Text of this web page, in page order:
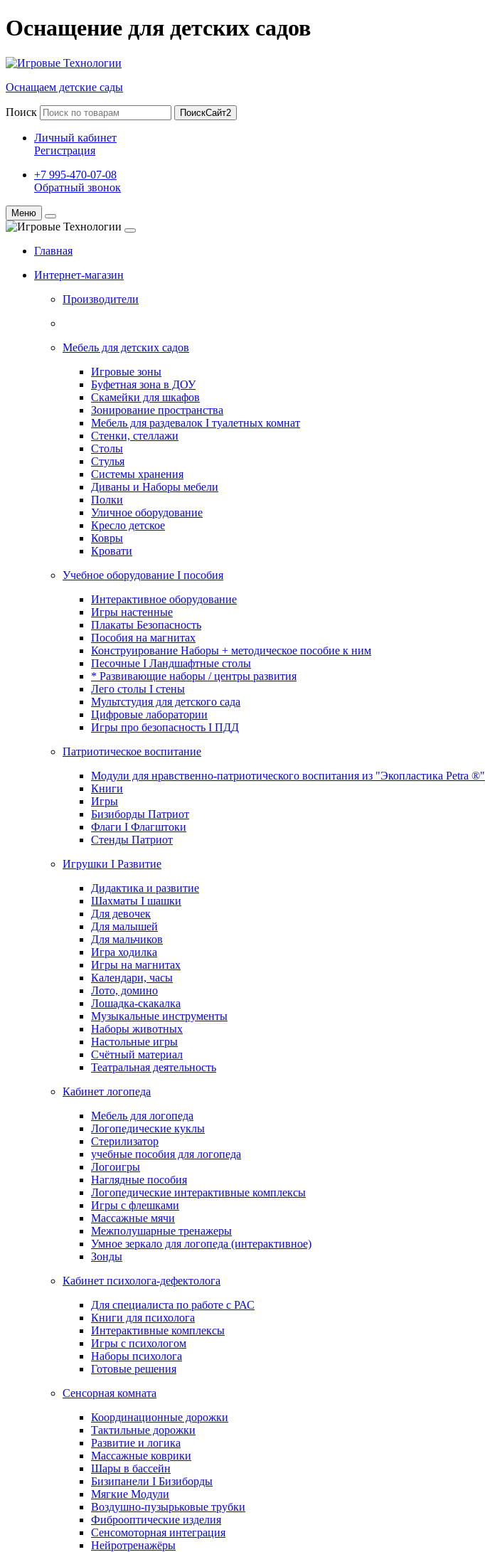
Оснащение для детских садов
Оснащаем детские сады
Поиск ПоискСайт2
Личный кабинет
Регистрация
+7 995-470-07-08
Обратный звонок
Меню
Главная
Интернет-магазин
Производители
Мебель для детских садов
Игровые зоны
Буфетная зона в ДОУ
Скамейки для шкафов
Зонирование пространства
Мебель для раздевалок I туалетных комнат
Стенки, стеллажи
Столы
Стулья
Системы хранения
Диваны и Наборы мебели
Полки
Уличное оборудование
Кресло детское
Ковры
Кровати
Учебное оборудование I пособия
Интерактивное оборудование
Игры настенные
Плакаты Безопасность
Пособия на магнитах
Конструирование Наборы + методическое пособие к ним
Песочные I Ландшафтные столы
* Развивающие наборы / центры развития
Лего столы I стены
Мультстудия для детского сада
Цифровые лаборатории
Игры про безопасность I ПДД
Патриотическое воспитание
Модули для нравственно-патриотического воспитания из "Экопластика Petra ®"
Книги
Игры
Бизиборды Патриот
Флаги I Флагштоки
Стенды Патриот
Игрушки I Развитие
Дидактика и развитие
Шахматы I шашки
Для девочек
Для малышей
Для мальчиков
Игра ходилка
Игры на магнитах
Календари, часы
Лото, домино
Лошадка-скакалка
Музыкальные инструменты
Наборы животных
Настольные игры
Счётный материал
Театральная деятельность
Кабинет логопеда
Мебель для логопеда
Логопедические куклы
Стерилизатор
учебные пособия для логопеда
Логоигры
Наглядные пособия
Логопедические интерактивные комплексы
Игры с флешками
Массажные мячи
Межполушарные тренажеры
Умное зеркало для логопеда (интерактивное)
Зонды
Кабинет психолога-дефектолога
Для специалиста по работе с РАС
Книги для психолога
Интерактивные комплексы
Игры с психологом
Наборы психолога
Готовые решения
Сенсорная комната
Координационные дорожки
Тактильные дорожки
Развитие и логика
Массажные коврики
Шары в бассейн
Бизипанели I Бизиборды
Мягкие Модули
Воздушно-пузырьковые трубки
Фиброоптические изделия
Сенсомоторная интеграция
Нейротренажёры